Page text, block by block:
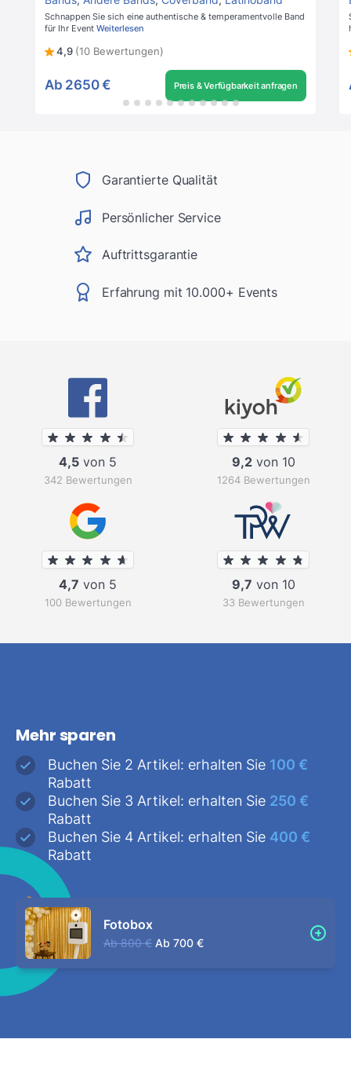
Schnappen Sie sich eine authentische & temperamentvolle Band
für Ihr Event Weiterlesen
4,9 (10 Bewertungen)
Ab 2650 € Preis & Verfügbarkeit anfragen
Garantierte Qualität
Persönlicher Service
Auftrittsgarantie
Erfahrung mit 10.000+ Events
4,5 von 5
342 Bewertungen
9,2von 10
1264 Bewertungen
4,7 von 5
100 Bewertungen
9,7 von 10
33 Bewertungen
Mehr sparen
Buchen Sie 2 Artikel: erhalten Sie 100 €
Rabatt
Buchen Sie 3 Artikel: erhalten Sie 250 €
Rabatt
Buchen Sie 4 Artikel: erhalten Sie 400 €
Rabatt
Fotobox
Ab 800 € Ab 700 €